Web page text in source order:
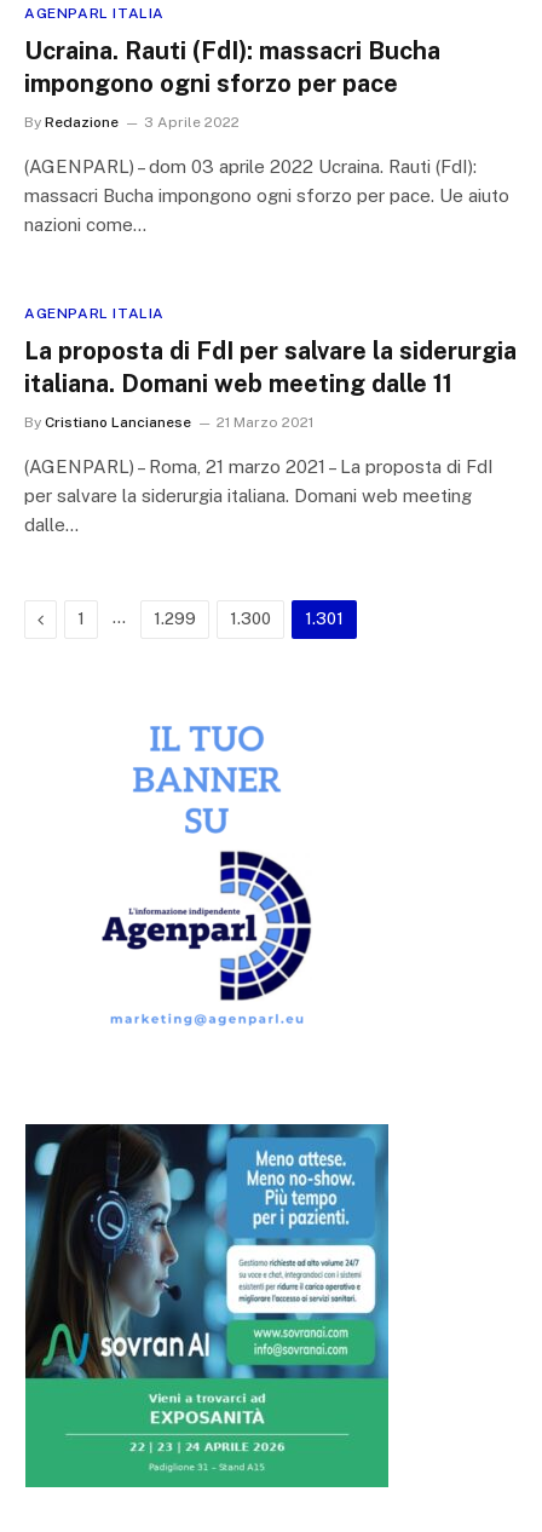
AGENPARL ITALIA
Ucraina. Rauti (FdI): massacri Bucha
impongono ogni sforzo per pace
By Redazione 3 Aprile 2022
(AGENPARL) – dom 03 aprile 2022 Ucraina. Rauti (FdI):
massacri Bucha impongono ogni sforzo per pace. Ue aiuto
nazioni come…
AGENPARL ITALIA
La proposta di FdI per salvare la siderurgia
italiana. Domani web meeting dalle 11
By Cristiano Lancianese 21 Marzo 2021
(AGENPARL) – Roma, 21 marzo 2021 – La proposta di FdI
per salvare la siderurgia italiana. Domani web meeting
dalle…
Previous
1 … 1.299 1.300 1.301